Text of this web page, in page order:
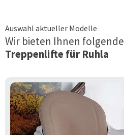
Auswahl aktueller Modelle
Wir bieten Ihnen folgende
Treppenlifte für Ruhla